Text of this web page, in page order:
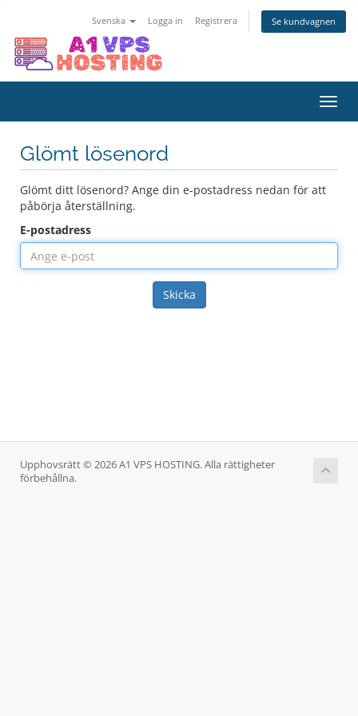
Svenska Logga in Registrera Se kundvagnen
Växla
Glömt lösenord
Glömt ditt lösenord? Ange din e-postadress nedan för att
påbörja återställning.
E-postadress
Skicka
Upphovsrätt © 2026 A1 VPS HOSTING. Alla rättigheter
förbehållna.